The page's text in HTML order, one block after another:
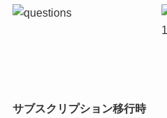
サブスクリプション移行時